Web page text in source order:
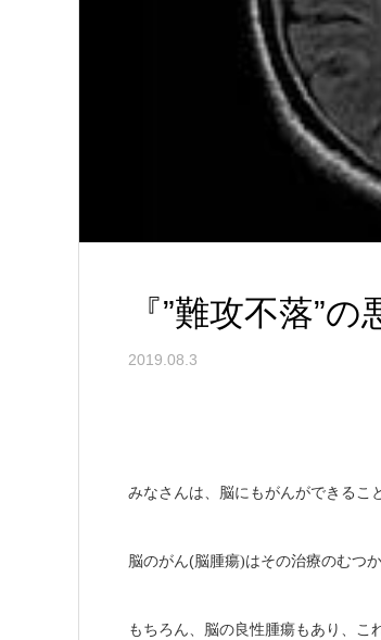
『”難攻不落”
2019.08.3
みなさんは、脳にもがんができるこ
脳のがん(脳腫瘍)はその治療のむつ
もちろん、脳の良性腫瘍もあり、こ